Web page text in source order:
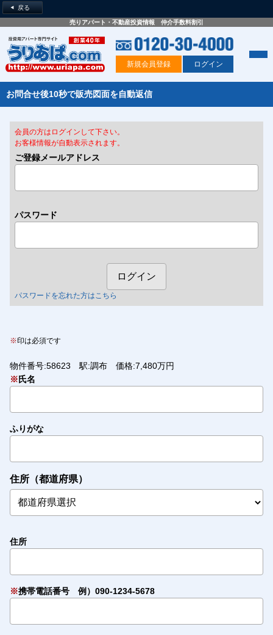
戻る
売りアパート・不動産投資情報 仲介手数料割引
新規会員登録 ログイン
お問合せ後10秒で販売図面を自動返信
会員の方はログインして下さい。
お客様情報が自動表示されます。
ご登録メールアドレス
パスワード
パスワードを忘れた方はこちら
※印は必須です
物件番号:58623 駅:調布 価格:7,480万円
※氏名
ふりがな
住所（都道府県）
住所
※携帯電話番号 例）090-1234-5678